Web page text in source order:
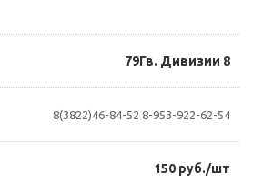
79Гв. Дивизии 8
8(3822)46-84-52 8-953-922-62-54
150 руб./шт